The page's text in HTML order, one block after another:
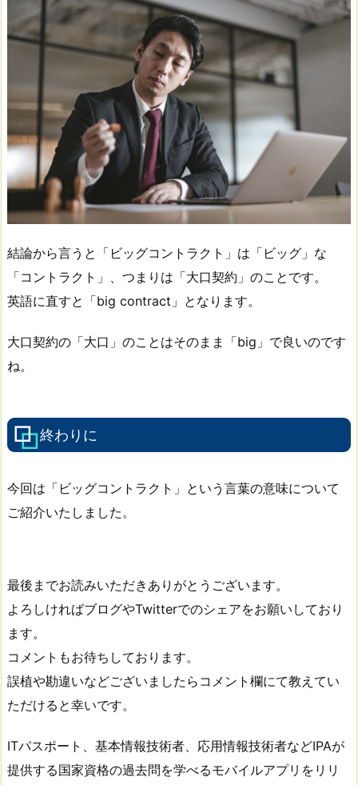
結論から言うと「ビッグコントラクト」は「ビッグ」な
「コントラクト」、つまりは「大口契約」のことです。
英語に直すと「big contract」となります。
大口契約の「大口」のことはそのまま「big」で良いのです
ね。
終わりに
今回は「ビッグコントラクト」という言葉の意味について
ご紹介いたしました。
最後までお読みいただきありがとうございます。
よろしければブログやTwitterでのシェアをお願いしており
ます。
コメントもお待ちしております。
誤植や勘違いなどございましたらコメント欄にて教えてい
ただけると幸いです。
ITパスポート、基本情報技術者、応用情報技術者などIPAが
提供する国家資格の過去問を学べるモバイルアプリをリリ